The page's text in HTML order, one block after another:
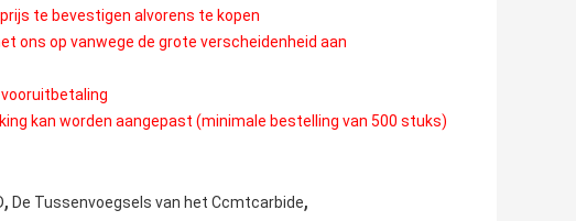
te bevestigen alvorens te kopen
ons op vanwege de grote verscheidenheid aan
kan worden aangepast (minimale bestelling van 500 stuks)
, De Tussenvoegsels van het Ccmtcarbide,